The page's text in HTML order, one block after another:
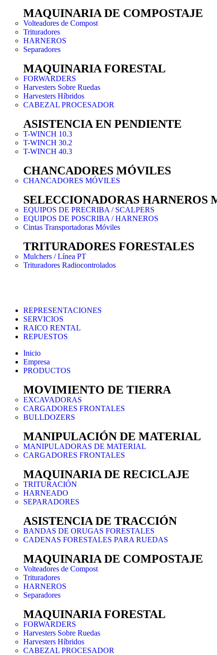
MAQUINARIA DE COMPOSTAJE
Volteadores de Compost
Trituradores
HARNEROS
Separadores
MAQUINARIA FORESTAL
FORWARDERS
Harvesters Sobre Ruedas
Harvesters Híbridos
CABEZAL PROCESADOR
ASISTENCIA EN PENDIENTE
T-WINCH 10.3
T-WINCH 30.2
T-WINCH 40.3
CHANCADORES MÓVILES
CHANCADORES MÓVILES
SELECCIONADORAS HARNEROS
EQUIPOS DE PRECRIBA / SCALPERS
EQUIPOS DE POSCRIBA / HARNEROS
Cintas Transportadoras Móviles
TRITURADORES FORESTALES
Mulchers / Línea PT
Trituradores Radiocontrolados
REPRESENTACIONES
SERVICIOS
RAICO RENTAL
REPUESTOS
Inicio
Empresa
PRODUCTOS
MOVIMIENTO DE TIERRA
EXCAVADORAS
CARGADORES FRONTALES
BULLDOZERS
MANIPULACIÓN DE MATERIAL
MANIPULADORAS DE MATERIAL
CARGADORES FRONTALES
MAQUINARIA DE RECICLAJE
TRITURACIÓN
HARNEADO
SEPARADORES
ASISTENCIA DE TRACCIÓN
BANDAS DE ORUGAS FORESTALES
CADENAS FORESTALES PARA RUEDAS
MAQUINARIA DE COMPOSTAJE
Volteadores de Compost
Trituradores
HARNEROS
Separadores
MAQUINARIA FORESTAL
FORWARDERS
Harvesters Sobre Ruedas
Harvesters Híbridos
CABEZAL PROCESADOR